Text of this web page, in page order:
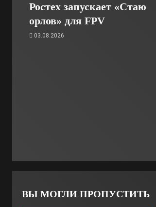
Ростех запускает «Стаю
орлов» для FPV
03.08.2026
ВЫ МОГЛИ ПРОПУСТИТЬ